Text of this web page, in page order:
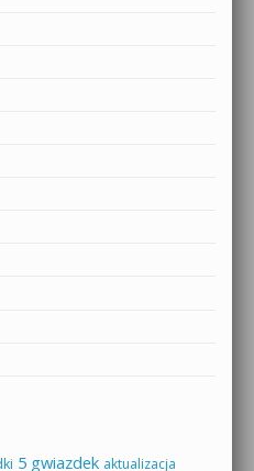
5 gwiazdek aktualizacja